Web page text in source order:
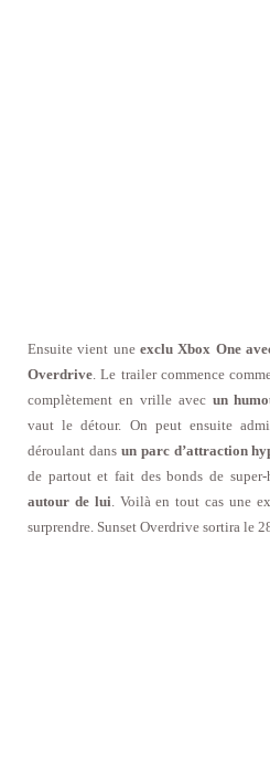
Ensuite vient une exclu Xbox One
Overdrive . Le trailer commence
complètement en vrille avec un
vaut le détour. On peut ensuite
déroulant dansun parc d’attraction
de partout et fait des bonds de super-
autour de lui . Voilà en tout cas une
surprendre. Sunset Overdrive sortira le